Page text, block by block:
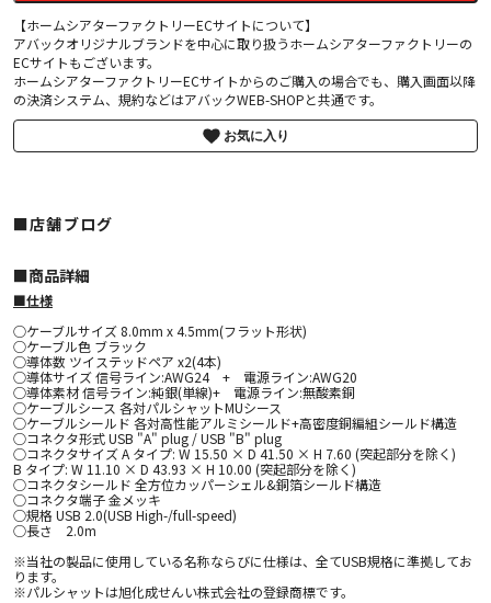
【ホームシアターファクトリーECサイトについて】
アバックオリジナルブランドを中心に取り扱うホームシアターファクトリーの
ECサイトもございます。
ホームシアターファクトリーECサイトからのご購入の場合でも、購入画面以降
の決済システム、規約などはアバックWEB-SHOPと共通です。
お気に入り
■店舗ブログ
■︎商品詳細
■仕様
○ケーブルサイズ 8.0mm x 4.5mm(フラット形状)
○ケーブル色 ブラック
○導体数 ツイステッドペア x2(4本)
○導体サイズ 信号ライン:AWG24 + 電源ライン:AWG20
○導体素材 信号ライン:純銀(単線)+ 電源ライン:無酸素銅
○ケーブルシース 各対パルシャットMUシース
○ケーブルシールド 各対高性能アルミシールド+高密度銅編組シールド構造
○コネクタ形式 USB "A" plug / USB "B" plug
○コネクタサイズ A タイプ: W 15.50 × D 41.50 × H 7.60 (突起部分を除く)
B タイプ: W 11.10 × D 43.93 × H 10.00 (突起部分を除く)
○コネクタシールド 全方位カッパーシェル&銅箔シールド構造
○コネクタ端子 金メッキ
○規格 USB 2.0(USB High-/full-speed)
○長さ 2.0m
※当社の製品に使用している名称ならびに仕様は、全てUSB規格に準拠してお
ります。
※パルシャットは旭化成せんい株式会社の登録商標です。